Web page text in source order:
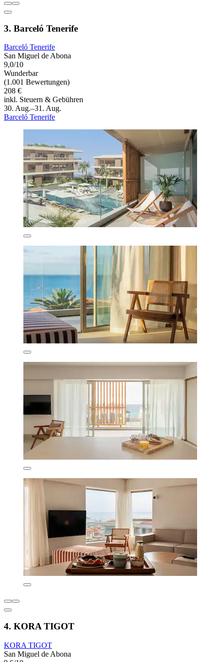
3. Barceló Tenerife
Barceló Tenerife
San Miguel de Abona
9,0/10
Wunderbar
(1.001 Bewertungen)
208 €
inkl. Steuern & Gebühren
30. Aug.–31. Aug.
Barceló Tenerife
4. KORA TIGOT
KORA TIGOT
San Miguel de Abona